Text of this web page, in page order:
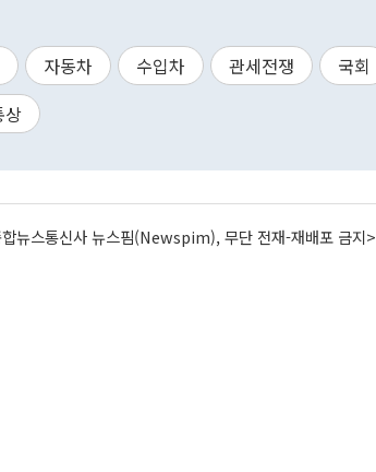
자동차 수입차 관세전쟁
국회
상
뉴스통신사 뉴스핌(Newspim), 무단 전재-재배포 금지>